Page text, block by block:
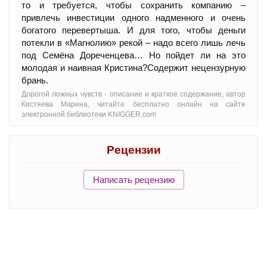
то и требуется, чтобы сохранить компанию –
привлечь инвестиции одного надменного и очень
богатого перевертыша. И для того, чтобы деньги
потекли в «Магнолию» рекой – надо всего лишь лечь
под Семёна Дореченцева… Но пойдет ли на это
молодая и наивная Кристина?Содержит нецензурную
брань.
Дорогой ложных чувств - oписание и краткое содержание, автор
Кистяева Марина, читайте бесплатно онлайн на сайте
электронной библиотеки KNIGGER.com
Рецензии
Написать рецензию